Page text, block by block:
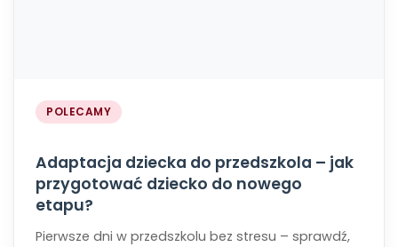
POLECAMY
Adaptacja dziecka do przedszkola – jak
przygotować dziecko do nowego
etapu?
Pierwsze dni w przedszkolu bez stresu – sprawdź,